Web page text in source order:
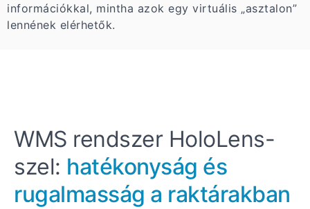
információkkal, mintha azok egy virtuális „asztalon”
lennének elérhetők.
WMS rendszer HoloLens-
szel: hatékonyság és
rugalmasság a raktárakban